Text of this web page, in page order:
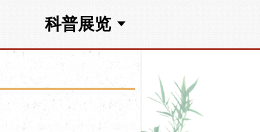
科普展览